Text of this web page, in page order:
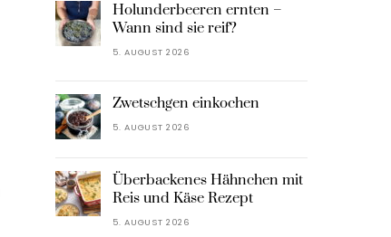
Holunderbeeren ernten –
Wann sind sie reif?
5. AUGUST 2026
Zwetschgen einkochen
5. AUGUST 2026
Überbackenes Hähnchen mit
Reis und Käse Rezept
5. AUGUST 2026